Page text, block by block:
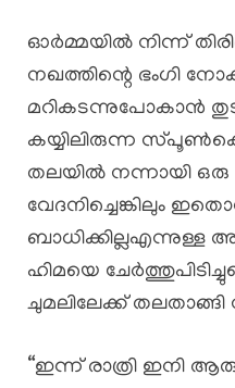
ഓർമ്മയിൽ നിന്ന്
നഖത്തിന്റെ ഭംഗി
മറികടന്നുപോകാൻ
കയ്യിലിരുന്ന
തലയിൽ നന്നായി
വേദനിച്ചെങ്കിലും
ഹിമയെ
ചുമലിലേക്ക് തലതാങ്ങി
“ഇന്ന് രാത്രി ഇനി